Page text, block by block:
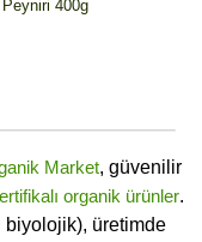
400g
Market, güvenilir
organik ürünler.
biyolojik), üretimde